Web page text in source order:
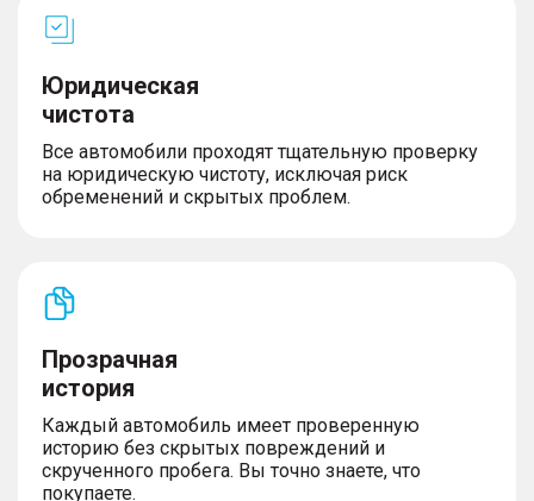
Юридическая
чистота
Все автомобили проходят тщательную проверку
на юридическую чистоту, исключая риск
обременений и скрытых проблем.
Прозрачная
история
Каждый автомобиль имеет проверенную
историю без скрытых повреждений и
скрученного пробега. Вы точно знаете, что
покупаете.